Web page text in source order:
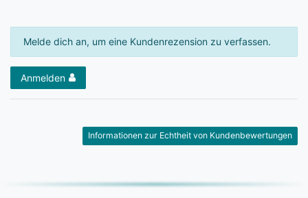
Melde dich an, um eine Kundenrezension zu verfassen.
Anmelden
Informationen zur Echtheit von Kundenbewertungen